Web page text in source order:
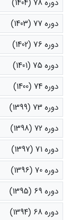
دوره 78 (1404)
دوره 77 (1403)
دوره 76 (1402)
دوره 75 (1401)
دوره 74 (1400)
دوره 73 (1399)
دوره 72 (1398)
دوره 71 (1397)
دوره 70 (1396)
دوره 69 (1395)
دوره 68 (1394)